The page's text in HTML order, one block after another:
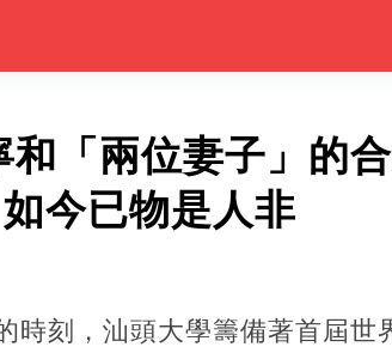
「兩位妻子」的
今已物是人非
時刻，汕頭大學籌備著首屆世